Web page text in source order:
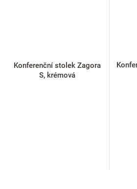
Konferenční stolek Zagora
S, krémová